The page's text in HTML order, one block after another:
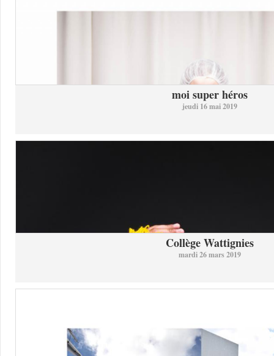
moi super héros
jeudi 16 mai 2019
Collège Wattignies
mardi 26 mars 2019